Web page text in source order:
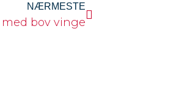
NÆRMESTE
bov vinge